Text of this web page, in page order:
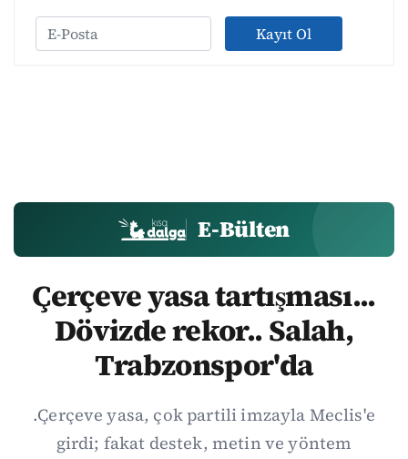
Kayıt Ol
E-Bülten
Çerçeve yasa tartışması...
Dövizde rekor.. Salah,
Trabzonspor'da
.Çerçeve yasa, çok partili imzayla Meclis'e
girdi; fakat destek, metin ve yöntem